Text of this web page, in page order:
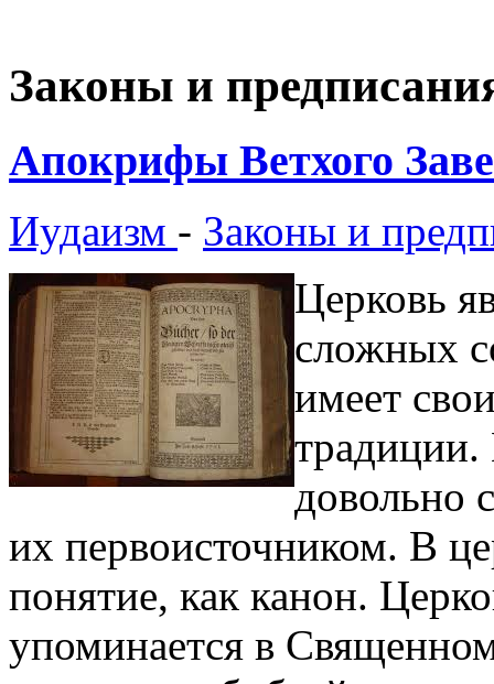
Законы и
Апокрифы Ветхого
Иудаизм - Законы и
Церковь
сложных
имеет
традиции.
довольно
их первоисточником. В
понятие, как канон.
упоминается в